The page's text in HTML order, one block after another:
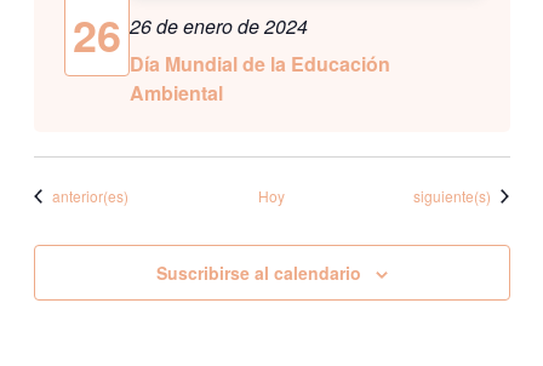
26 Día Mundial de la Educación
Ambiental
26 de enero de 2024
Eventos
anterior(es) Hoy Eventos
siguiente(s)
Suscribirse al calendario